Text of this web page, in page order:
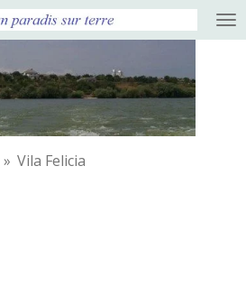
» Vila Felicia